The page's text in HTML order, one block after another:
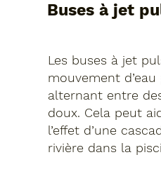
Buses à jet
Les buses à jet
mouvement
alternant entre
doux. Cela peut
l’effet d’une
rivière dans la